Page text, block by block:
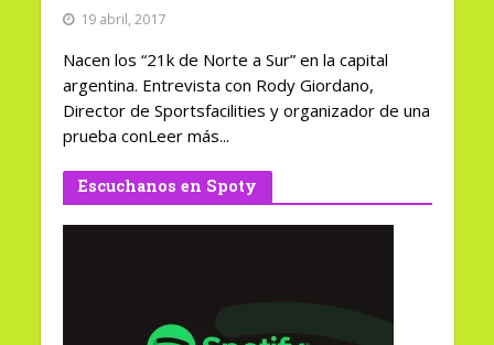
19 abril, 2017
Nacen los “21k de Norte a Sur” en la capital
argentina. Entrevista con Rody Giordano,
Director de Sportsfacilities y organizador de una
prueba conLeer más...
Escuchanos en Spoty